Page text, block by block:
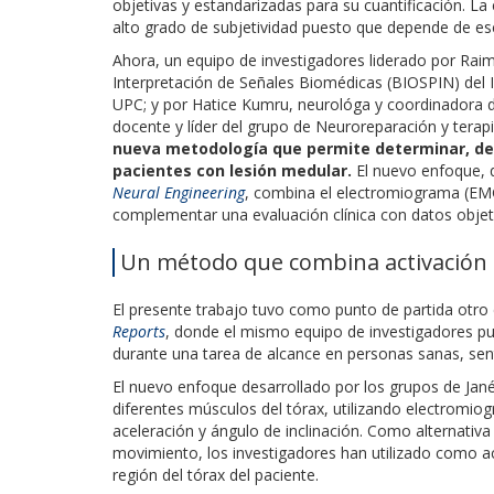
objetivas y estandarizadas para su cuantificación.
alto grado de subjetividad puesto que depende de
Ahora, un equipo de investigadores liderado por
Interpretación de Señales Biomédicas (BIOSPIN) del
UPC; y por Hatice Kumru, neurológa y coordinadora
docente y líder del grupo de Neuroreparación y
nueva metodología que permite determinar,
pacientes con lesión medular. El nuevo enfoque,
Neural Engineering, combina el electromiograma
complementar una evaluación clínica con datos
Un método que combina
El presente trabajo tuvo como punto de partida
Reports, donde el mismo equipo de investigadores
durante una tarea de alcance en personas sanas,
El nuevo enfoque desarrollado por los grupos de
diferentes músculos del tórax, utilizando
aceleración y ángulo de inclinación. Como
movimiento, los investigadores han utilizado como
región del tórax del paciente.